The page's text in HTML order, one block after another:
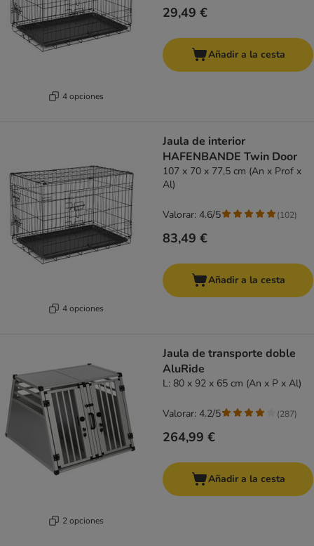
4 opciones
29,49 €
Añadir a la cesta
4 opciones
Jaula de interior
HAFENBANDE Twin Door
107 x 70 x 77,5 cm (An x Prof x
Al)
83,49 €
Valorar: 4.6/5 (102)
Añadir a la cesta
2 opciones
Jaula de transporte doble
AluRide
L: 80 x 92 x 65 cm (An x P x Al)
264,99 €
Valorar: 4.2/5 (287)
Añadir a la cesta